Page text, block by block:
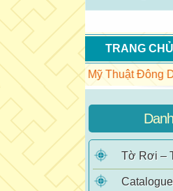
TRANG CHỦ
Ty In Mỹ Thuật Đông Dương
Tờ Rơi –
Catalogue